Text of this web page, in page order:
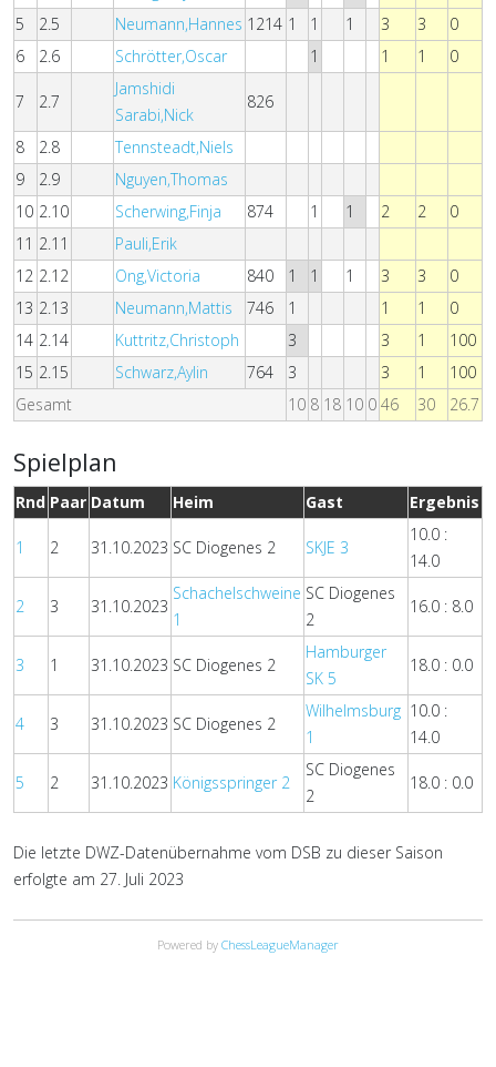
5
2.5 Neumann,Hannes 1214 1 1 1 3 3
0
6
2.6 Schrötter,Oscar 1 1 1 0
7 2.7
Jamshidi
Sarabi,Nick
826
8 2.8
Tennsteadt,Niels
9
2.9
Nguyen,Thomas
10 2.10 Scherwing,Finja 874 1 1 2 2
0
11 2.11
Pauli,Erik
12 2.12 Ong,Victoria 840 1 1 1 3 3
0
13 2.13 Neumann,Mattis 746 1 1 1
0
14 2.14 Kuttritz,Christoph 3 3 1
100
15 2.15 Schwarz,Aylin 764 3 3 1
100
Gesamt
10 8 18 10 0 46 30 26.7
Spielplan
Rnd Paar Datum Heim Gast Ergebnis
1 2 31.10.2023 SC Diogenes 2 SKJE 3
10.0 :
14.0
2 3 31.10.2023
Schachelschweine
1
SC Diogenes
2
16.0 : 8.0
3 1 31.10.2023 SC Diogenes 2
Hamburger
SK 5
18.0 : 0.0
4 3 31.10.2023 SC Diogenes 2
Wilhelmsburg
1
10.0 :
14.0
5 2 31.10.2023 Königsspringer 2
SC Diogenes
2
18.0 : 0.0
Die letzte DWZ-Datenübernahme vom DSB zu dieser Saison
erfolgte am 27. Juli 2023
Powered by ChessLeagueManager